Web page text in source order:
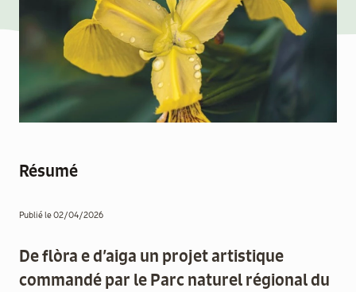
Boulègue
Ton Futur
Menu
Contact
Résumé
Publié le 02/04/2026
De flòra e d’aiga un projet artistique
commandé par le Parc naturel régional du